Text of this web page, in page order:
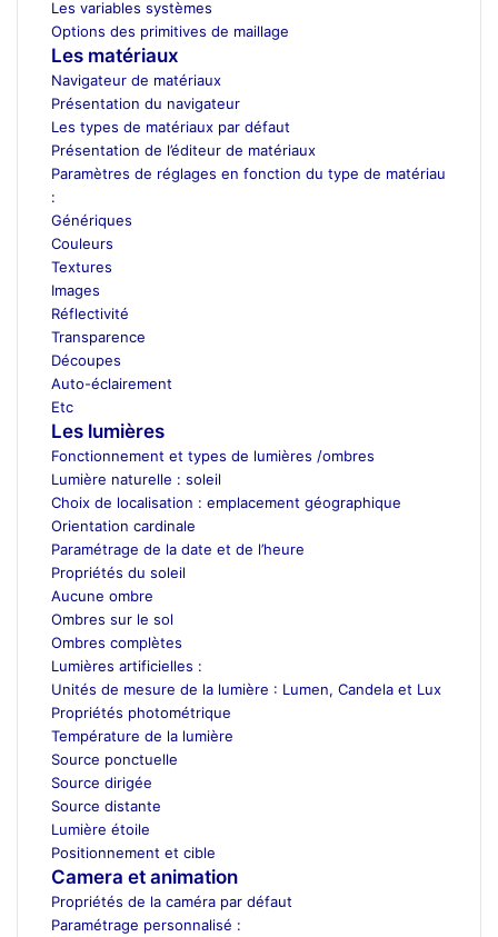
Les variables systèmes
Options des primitives de maillage
Les matériaux
Navigateur de matériaux
Présentation du navigateur
Les types de matériaux par défaut
Présentation de l’éditeur de matériaux
Paramètres de réglages en fonction du type de matériau
:
Génériques
Couleurs
Textures
Images
Réflectivité
Transparence
Découpes
Auto-éclairement
Etc
Les lumières
Fonctionnement et types de lumières /ombres
Lumière naturelle : soleil
Choix de localisation : emplacement géographique
Orientation cardinale
Paramétrage de la date et de l’heure
Propriétés du soleil
Aucune ombre
Ombres sur le sol
Ombres complètes
Lumières artificielles :
Unités de mesure de la lumière : Lumen, Candela et Lux
Propriétés photométrique
Température de la lumière
Source ponctuelle
Source dirigée
Source distante
Lumière étoile
Positionnement et cible
Camera et animation
Propriétés de la caméra par défaut
Paramétrage personnalisé :